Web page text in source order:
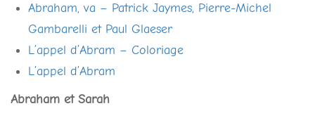
Abraham, va – Patrick Jaymes, Pierre-Michel
Gambarelli et Paul Glaeser
L’appel d’Abram – Coloriage
L’appel d’Abram
Abraham et Sarah